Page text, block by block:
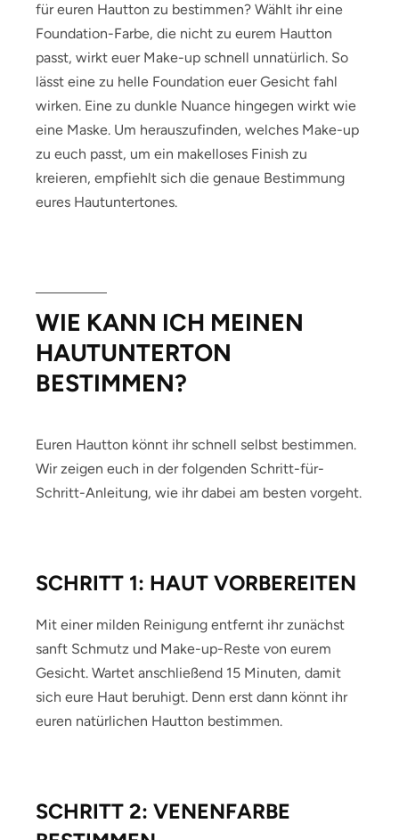
für euren Hautton zu bestimmen? Wählt ihr eine
Foundation-Farbe, die nicht zu eurem Hautton
passt, wirkt euer Make-up schnell unnatürlich. So
lässt eine zu helle Foundation euer Gesicht fahl
wirken. Eine zu dunkle Nuance hingegen wirkt wie
eine Maske. Um herauszufinden, welches Make-up
zu euch passt, um ein makelloses Finish zu
kreieren, empfiehlt sich die genaue Bestimmung
eures Hautuntertones.
WIE KANN ICH MEINEN
HAUTUNTERTON
BESTIMMEN?
Euren Hautton könnt ihr schnell selbst bestimmen.
Wir zeigen euch in der folgenden Schritt-für-
Schritt-Anleitung, wie ihr dabei am besten vorgeht.
SCHRITT 1: HAUT VORBEREITEN
Mit einer milden Reinigung entfernt ihr zunächst
sanft Schmutz und Make-up-Reste von eurem
Gesicht. Wartet anschließend 15 Minuten, damit
sich eure Haut beruhigt. Denn erst dann könnt ihr
euren natürlichen Hautton bestimmen.
SCHRITT 2: VENENFARBE